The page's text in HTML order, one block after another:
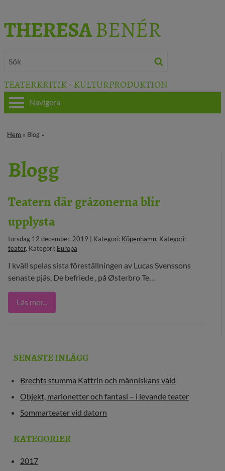
THERESABENÉR
TEATERKRITIK - KULTURPRODUKTION
TEATERKRITIK
KULTURJOURNALISTIK
BÖCKER & FILM
29 MEDIA
BLOGG
Navigera
Hem » Blog »
Blogg
Teatern där gråzonerna blir
upplysta
torsdag 12 december, 2019 | Kategori: Köpenhamn, Kategori:
teater, Kategori: Europa
I kväll spelas sista föreställningen av Lucas Svenssons
senaste pjäs, De befriede , på Østerbro Te…
Läs mer...
SENASTE INLÄGG
Brechts stumma Kattrin och människans våld
Objekt, marionetter och fantasi – i levande teater
Sommarteater vid datorn
KATEGORIER
2017